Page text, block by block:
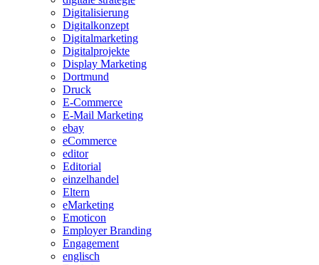
Digitalisierung
Digitalkonzept
Digitalmarketing
Digitalprojekte
Display Marketing
Dortmund
Druck
E-Commerce
E-Mail Marketing
ebay
eCommerce
editor
Editorial
einzelhandel
Eltern
eMarketing
Emoticon
Employer Branding
Engagement
englisch